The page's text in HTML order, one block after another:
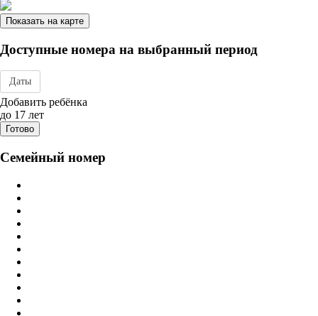
Показать на карте
Доступные номера на выбранный период
Даты
Дата заезда - отъезда
Добавить ребёнка
до 17 лет
Готово
Семейный номер